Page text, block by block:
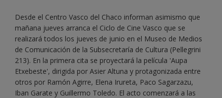
Desde el Centro Vasco del Chaco informan asimismo que
mañana jueves arranca el Ciclo de Cine Vasco que se
realizará todos los jueves de junio en el Museo de Medios
de Comunicación de la Subsecretaría de Cultura (Pellegrini
213). En la primera cita se proyectará la película 'Aupa
Etxebeste', dirigida por Asier Altuna y protagonizada entre
otros por Ramón Agirre, Elena Irureta, Paco Sagarzazu,
Iban Garate y Guillermo Toledo. El acto comenzará a las